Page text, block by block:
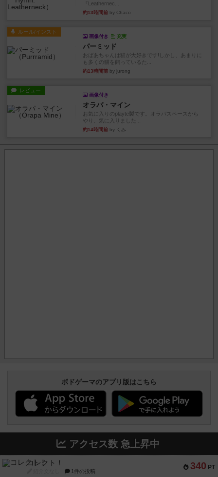
『Leathernec...
約13時間前 by Chaco
ルール/インスト
画像付き 充実
パーミッド
おばあちゃんは猫が大好きです!しかし、あまりに
も多くの猫を飼っているた...
約13時間前 by jurong
レビュー
画像付き
オラパ・マイン
お気に入りのplayte製です。オラパスペースから
やり、気に入りました...
約14時間前 by くみ
ボドゲーマのアプリ版はこちら
アクセス数 急上昇中
340 PT
コレクト！
1件の投稿